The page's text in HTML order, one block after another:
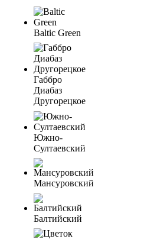
Baltic Green
Габбро
Диабаз
Другорецкое
Южно-
Султаевский
Мансуровский
Балтийский